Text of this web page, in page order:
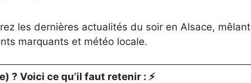
les dernières actualités du soir en Alsace, mêlant
marquants et météo locale.
? Voici ce qu’il faut retenir : ⚡️